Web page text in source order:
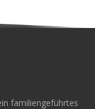
familiengeführtes